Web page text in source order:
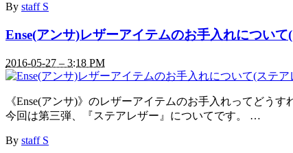
By staff S
Ense(アンサ)レザーアイテムのお手入れについ
2016-05-27 – 3:18 PM
《Ense(アンサ)》のレザーアイテムのお手入れってどう
今回は第三弾、『ステアレザー』についてです。 …
By staff S